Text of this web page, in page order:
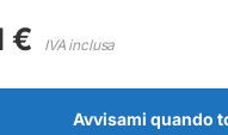
€ IVA inclusa
Avvisami quando